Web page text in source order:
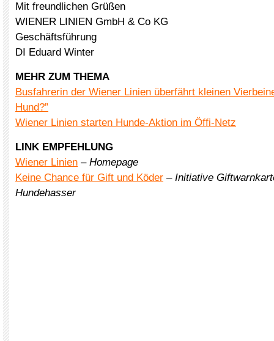
Mit freundlichen Grüßen
WIENER LINIEN GmbH & Co KG
Geschäftsführung
DI Eduard Winter
MEHR ZUM THEMA
Busfahrerin der Wiener Linien überfährt kleinen
Hund?”
Wiener Linien starten Hunde-Aktion im Öffi-Netz
LINK EMPFEHLUNG
Wiener Linien – Homepage
Keine Chance für Gift und Köder – Initiative
Hundehasser